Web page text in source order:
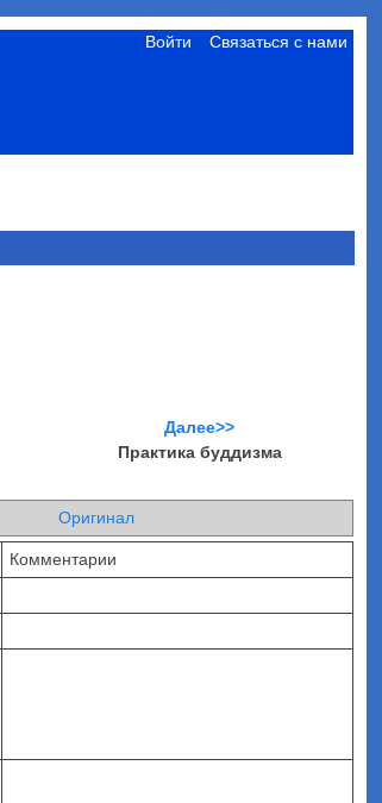
Войти Связаться с нами
Далее>>
Практика буддизма
Оригинал
Комментарии